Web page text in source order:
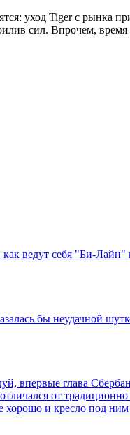
уход Tiger с рынка
сил. Впрочем, время
ведут себя "Би-
бы неудачной
глава
от
и кресло под